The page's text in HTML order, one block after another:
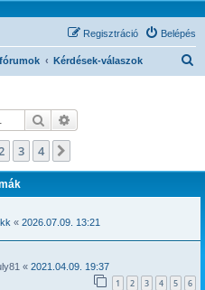
Belépés
Regisztráció
Kérdések-válaszok
Keresés
3 4
« 2026.07.09. 13:21
« 2021.04.09. 19:37
1 2 3 4 5 6